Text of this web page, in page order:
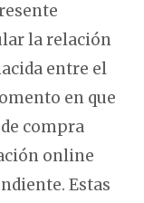
la relación
entre el
en que
compra
online
Estas